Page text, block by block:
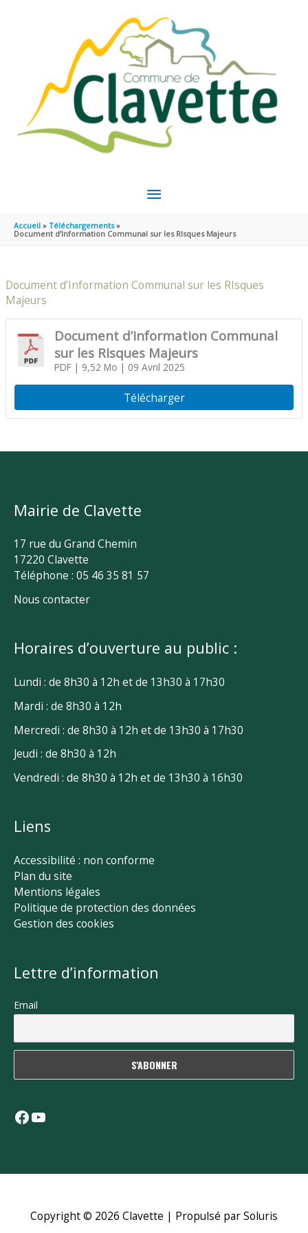
MENU
PRINCIPAL
Accueil
Téléchargements
Document d’Information Communal sur les RIsques Majeurs
Document d’Information Communal sur les RIsques
Majeurs
Document d’Information Communal
sur les RIsques Majeurs
PDF| 9,52 Mo | 09 Avril 2025
Télécharger
Mairie de Clavette
17 rue du Grand Chemin
17220 Clavette
Téléphone : 05 46 35 81 57
Nous contacter
Horaires d’ouverture au public :
Lundi : de 8h30 à 12h et de 13h30 à 17h30
Mardi : de 8h30 à 12h
Mercredi : de 8h30 à 12h et de 13h30 à 17h30
Jeudi : de 8h30 à 12h
Vendredi : de 8h30 à 12h et de 13h30 à 16h30
Liens
Accessibilité : non conforme
Plan du site
Mentions légales
Politique de protection des données
Gestion des cookies
Lettre d’information
Email
Facebook
YouTube
Copyright © 2026 Clavette | Propulsé par Soluris